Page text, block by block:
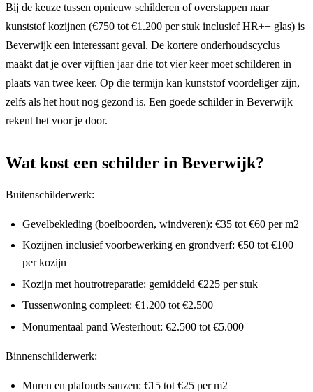
Bij de keuze tussen opnieuw schilderen of overstappen naar
kunststof kozijnen (€750 tot €1.200 per stuk inclusief HR++ glas) is
Beverwijk een interessant geval. De kortere onderhoudscyclus
maakt dat je over vijftien jaar drie tot vier keer moet schilderen in
plaats van twee keer. Op die termijn kan kunststof voordeliger zijn,
zelfs als het hout nog gezond is. Een goede schilder in Beverwijk
rekent het voor je door.
Wat kost een schilder in Beverwijk?
Buitenschilderwerk:
Gevelbekleding (boeiboorden, windveren): €35 tot €60 per m2
Kozijnen inclusief voorbewerking en grondverf: €50 tot €100
per kozijn
Kozijn met houtrotreparatie: gemiddeld €225 per stuk
Tussenwoning compleet: €1.200 tot €2.500
Monumentaal pand Westerhout: €2.500 tot €5.000
Binnenschilderwerk:
Muren en plafonds sauzen: €15 tot €25 per m2